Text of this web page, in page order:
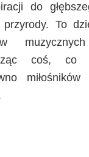
do
To
coś, co